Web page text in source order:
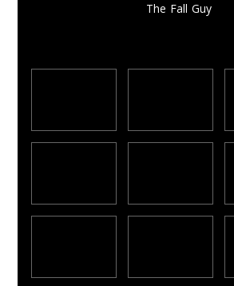
The Fall Guy